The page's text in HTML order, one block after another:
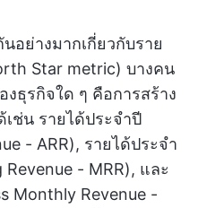
อย่างมากเกี่ยวกับราย
Star metric) บางคน
ธุรกิจใด ๆ คือการสร้าง
ช่น รายได้ประจำปี
- ARR), รายได้ประจำ
- MRR), และ
Monthly Revenue -